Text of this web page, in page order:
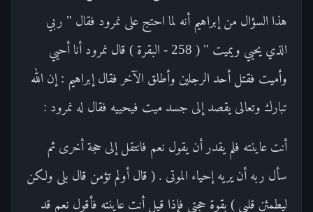
هذا السؤال من إبراهيم أنه لما احتج على نمرود فقال " ربي
الذي يحيي ويميت " ( 258 - البقرة ) قال نمرود أنا أحيي
وأميت فقتل أحد الرجلين وأطلق الآخر فقال إبراهيم : إن الله
تبارك وتعالى يقصد إلى جسد ميت فيحييه فقال له نمرود :
أنت عاينته فلم يقدر أن يقول نعم فانتقل إلى حجة أخرى ثم
سأل ربه أن يريه إحياء الموتى . ( قال أولم تؤمن قال بلى ولكن
ليطمئن قلبي ) بقوة حجتي فإذا قيل أنت عاينته فأقول نعم قد